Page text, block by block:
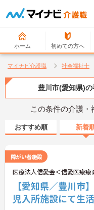
ホーム 初めての方へ
マイナビ介護職 社会福祉士
豊川市(愛知県)
この条件の介護・
おすすめ順 新着
障がい者施設
医療法人信愛会＜信愛医療療
【愛知県／豊川市
児入所施設にて生